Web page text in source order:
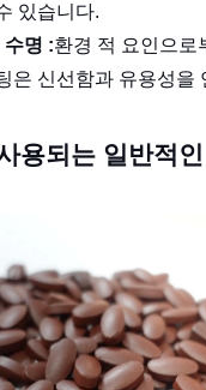
있습니다.
수명 :환경 적 요인으로
은 신선함과 유용성을
용되는 일반적인